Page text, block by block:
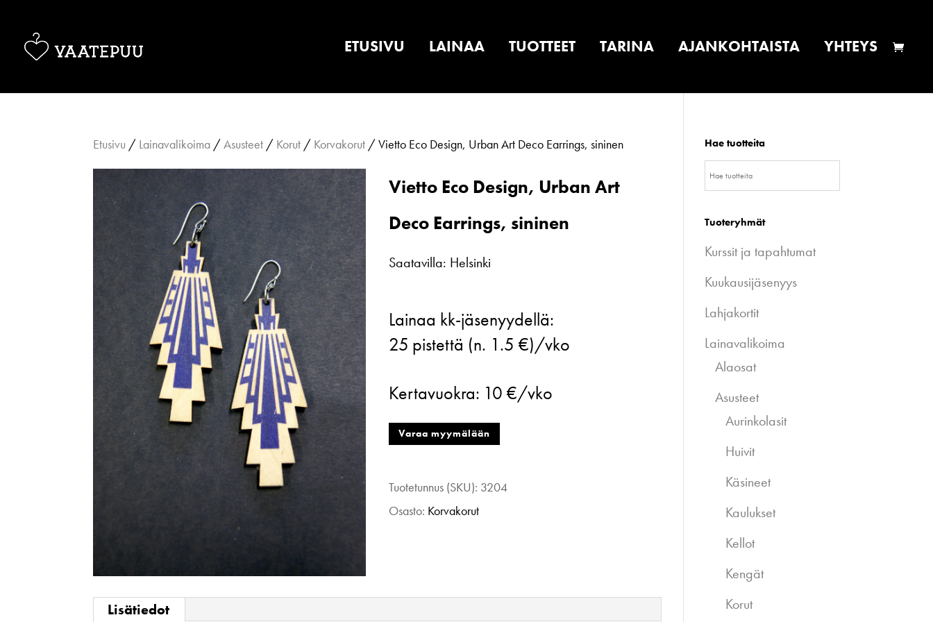
ETUSIVU LAINAA TUOTTEET TARINA AJANKOHTAISTA YHTEYS
Etusivu / Lainavalikoima /Asusteet / Korut / Korvakorut / Vietto Eco Design, Urban Art Deco Earrings, sininen
Vietto Eco Design, Urban Art
Deco Earrings, sininen
Saatavilla: Helsinki
Eco
Design,
Art
Deco
Earrings,
määrä
Lainaa kk-jäsenyydellä:
25 pistettä (n. 1.5 €)/vko
Kertavuokra: 10 €/vko
Varaa myymälään
Tuotetunnus (SKU): 3204
Osasto: Korvakorut
Lisätiedot
Hae tuotteita
Tuoteryhmät
Kurssit ja tapahtumat
Kuukausijäsenyys
Lahjakortit
Lainavalikoima
Alaosat
Asusteet
Aurinkolasit
Huivit
Käsineet
Kaulukset
Kellot
Kengät
Korut